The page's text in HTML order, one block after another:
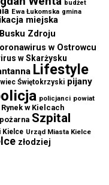
budżet
Ewa Łukomska gmina
miejska
Zdroju
w Ostrowcu
w Skarżysku
Lifestyle
Świętokrzyski pijany
policjanci powiat
Rynek w Kielcach
Szpital
Kielce Urząd Miasta Kielce
złodziej